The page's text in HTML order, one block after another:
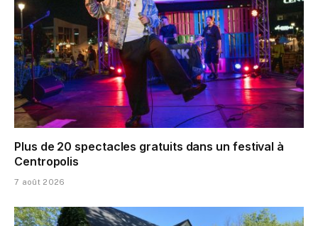
Plus de 20 spectacles gratuits dans un festival à
Centropolis
7 août 2026